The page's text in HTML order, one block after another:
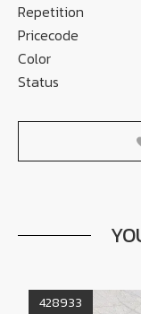
Repetition
Pricecode
Color
Status
428933